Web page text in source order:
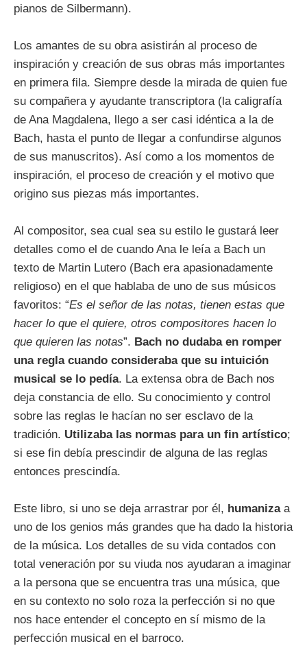
pianos de Silbermann).
Los amantes de su obra asistirán al proceso de
inspiración y creación de sus obras más importantes
en primera fila. Siempre desde la mirada de quien fue
su compañera y ayudante transcriptora (la caligrafía
de Ana Magdalena, llego a ser casi idéntica a la de
Bach, hasta el punto de llegar a confundirse algunos
de sus manuscritos). Así como a los momentos de
inspiración, el proceso de creación y el motivo que
origino sus piezas más importantes.
Al compositor, sea cual sea su estilo le gustará leer
detalles como el de cuando Ana le leía a Bach un
texto de Martin Lutero (Bach era apasionadamente
religioso) en el que hablaba de uno de sus músicos
favoritos: “Es el señor de las notas, tienen estas que
hacer lo que el quiere, otros compositores hacen lo
que quieren las notas”. Bach no dudaba en romper
una regla cuando consideraba que su intuición
musical se lo pedía. La extensa obra de Bach nos
deja constancia de ello. Su conocimiento y control
sobre las reglas le hacían no ser esclavo de la
tradición. Utilizaba las normas para un fin artístico;
si ese fin debía prescindir de alguna de las reglas
entonces prescindía.
Este libro, si uno se deja arrastrar por él, humanizaa
uno de los genios más grandes que ha dado la historia
de la música. Los detalles de su vida contados con
total veneración por su viuda nos ayudaran a imaginar
a la persona que se encuentra tras una música, que
en su contexto no solo roza la perfección si no que
nos hace entender el concepto en sí mismo de la
perfección musical en el barroco.